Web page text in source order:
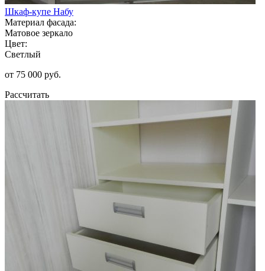
Шкаф-купе Набу
Материал фасада:
Матовое зеркало
Цвет:
Светлый
от 75 000 руб.
Рассчитать